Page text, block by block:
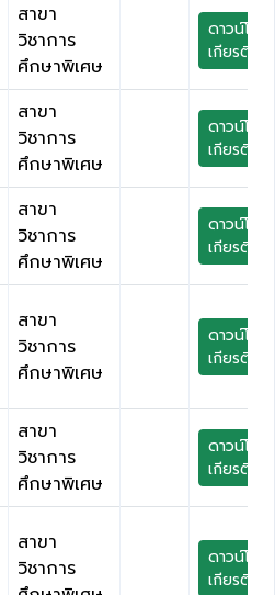
สาขา
วิชาการ
ศึกษาพิเศษ
ดาวน์โหล
เกียรติบัต
สาขา
วิชาการ
ศึกษาพิเศษ
ดาวน์โหล
เกียรติบัต
สาขา
วิชาการ
ศึกษาพิเศษ
ดาวน์โหล
เกียรติบัต
สาขา
วิชาการ
ศึกษาพิเศษ
ดาวน์โหล
เกียรติบัต
สาขา
วิชาการ
ศึกษาพิเศษ
ดาวน์โหล
เกียรติบัต
สาขา
วิชาการ
ดาวน์โหล
เกียรติบัต